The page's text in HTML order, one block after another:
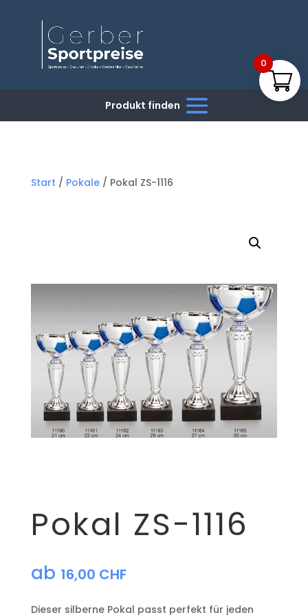
Start / Pokale/ Pokal ZS-1116
Pokal ZS-1116
ab 16,00 CHF
Dieser silberne Pokal passt perfekt für jeden
0